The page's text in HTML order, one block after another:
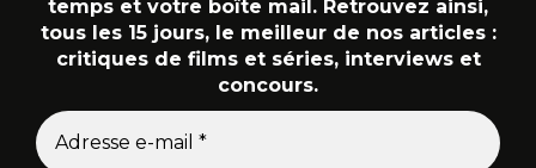
temps et votre boîte mail. Retrouvez ainsi,
tous les 15 jours, le meilleur de nos articles :
critiques de films et séries, interviews et
concours.